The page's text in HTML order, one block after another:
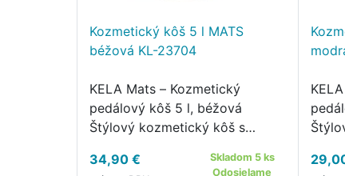
Kozmetický kôš 5 l MATS
béžová KL-23704
KELA Mats – Kozmetický
pedálový kôš 5 l, béžová
Štýlový kozmetický kôš s
dizajnom Kozmetický pedálový
34,90 €
Skladom 5 ks
Odosielame